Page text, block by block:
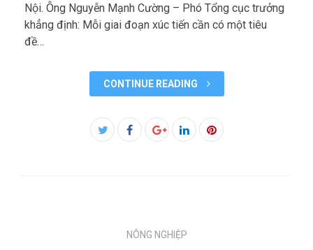
Nội. Ông Nguyễn Mạnh Cường – Phó Tổng cục trưởng
khẳng định: Mỗi giai đoạn xúc tiến cần có một tiêu
đề…
CONTINUE READING
Facebook
NÔNG NGHIỆP